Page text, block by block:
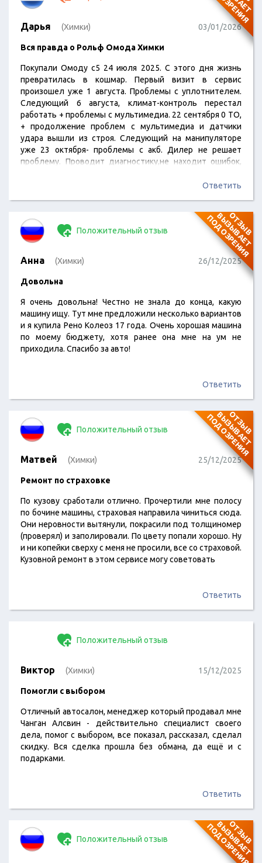
Дарья (Химки) 03/01/2026
Вся правда о Рольф Омода Химки
Покупали Омоду с5 24 июля 2025. С этого дня жизнь
превратилась в кошмар. Первый визит в сервис
произошел уже 1 августа. Проблемы с уплотнителем.
Следующий 6 августа, климат-контроль перестал
работать + проблемы с мультимедиа. 22 сентября 0 ТО,
+ продолжение проблем с мультимедиа и датчики
удара вышли из строя. Следующий на манипуляторе
уже 23 октября- проблемы с акб. Дилер не решает
проблему. Проводит диагностику,не находит ошибок,
все заново. Диагностика,конечно же, за счет
ответ:"А что Вы хотели? Это же…
Ответить
О
Т
З
Ы
В
В
Ы
З
Ы
В
А
Е
Т
П
О
Д
О
З
Р
Е
Н
И
Я
Положительный отзыв
Анна (Химки) 26/12/2025
Довольна
Я очень довольна! Честно не знала до конца, какую
машину ищу. Тут мне предложили несколько вариантов
и я купила Рено Колеоз 17 года. Очень хорошая машина
по моему бюджету, хотя ранее она мне на ум не
приходила. Спасибо за авто!
Ответить
О
Т
З
Ы
В
В
Ы
З
Ы
В
А
Е
Т
П
О
Д
О
З
Р
Е
Н
И
Я
Положительный отзыв
Матвей (Химки) 25/12/2025
Ремонт по страховке
По кузову сработали отлично. Прочертили мне полосу
по бочине машины, страховая направила чиниться сюда.
Они неровности вытянули, покрасили под толщиномер
(проверял) и заполировали. По цвету попали хорошо. Ну
и ни копейки сверху с меня не просили, все со страховой.
Кузовной ремонт в этом сервисе могу советовать
Ответить
Положительный отзыв
Виктор (Химки) 15/12/2025
Помогли с выбором
Отличный автосалон, менеджер который продавал мне
Чанган Алсвин - действительно специалист своего
дела, помог с выбором, все показал, рассказал, сделал
скидку. Вся сделка прошла без обмана, да ещё и с
подарками.
Ответить
О
Т
З
Ы
В
В
Ы
З
Ы
В
А
Е
Т
П
О
Д
О
З
Р
Е
Н
И
Я
Положительный отзыв